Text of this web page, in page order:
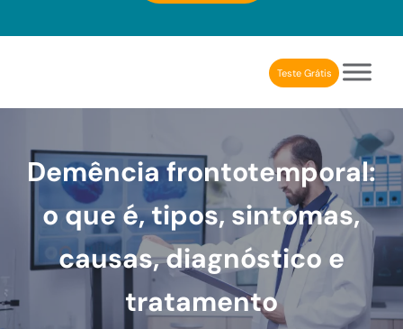
Aplicativo de estimulação cognitiva para profissionais
Teste Grátis
Demência frontotemporal:
o que é, tipos, sintomas,
causas, diagnóstico e
tratamento